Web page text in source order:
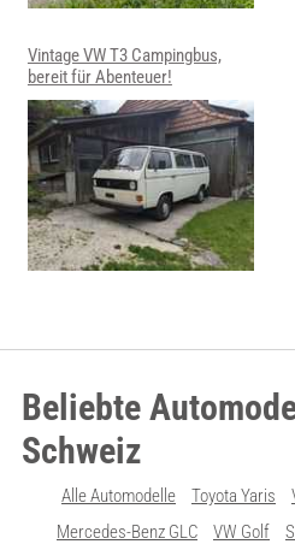
Vintage VW T3 Campingbus,
bereit für Abenteuer!
Beliebte
Schweiz
Alle Automodelle Toyota Yaris
Mercedes-Benz GLC
VW Golf